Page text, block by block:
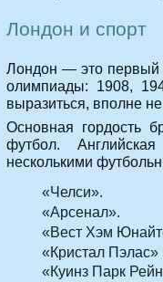
Лондон и спорт
Лондон — это первый
олимпиады: 1908,
выразиться, вполне
Основная гордость
футбол.
несколькими
«Челси».
«Арсенал».
«Вест Хэм
«Кристал Пэлас»
«Куинз Парк